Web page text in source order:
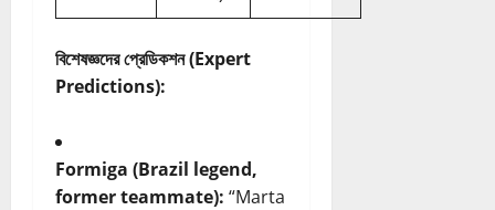
বিশেষজ্ঞদের প্রেডিকশন (Expert
Predictions):
Formiga (Brazil legend,
former teammate): “Marta